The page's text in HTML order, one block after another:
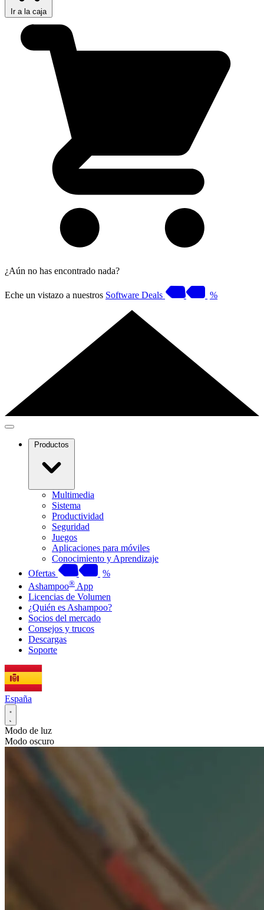
Ir a la caja
¿Aún no has encontrado nada?
Eche un vistazo a nuestros Software Deals %
Productos
Multimedia
Sistema
Productividad
Seguridad
Juegos
Aplicaciones para móviles
Conocimiento y Aprendizaje
Ofertas
%
Ashampoo® App
Licencias de Volumen
¿Quién es Ashampoo?
Socios del mercado
Consejos y trucos
Descargas
Soporte
España
Modo de luz
Modo oscuro